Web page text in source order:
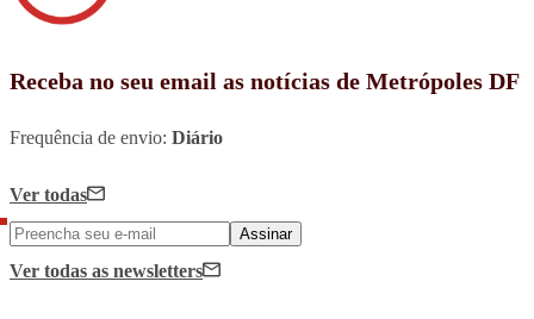
Receba no seu email as notícias de Metrópoles DF
Frequência de envio: Diário
Ver todas
Assinar
Ver todas as newsletters